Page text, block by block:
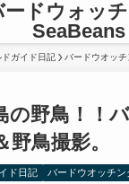
ードウォッ
SeaBeans
ガイド日記 バードウオッ
の野鳥！！
野鳥撮影。
ド日記 バードウオッチ